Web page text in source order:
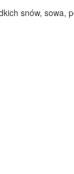
snów, sowa,